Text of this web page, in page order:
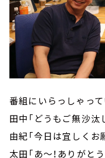
番組にいらっしゃっ
田中「どうもご無沙汰
由紀「今日は宜しくお
太田「あ～！ありがと